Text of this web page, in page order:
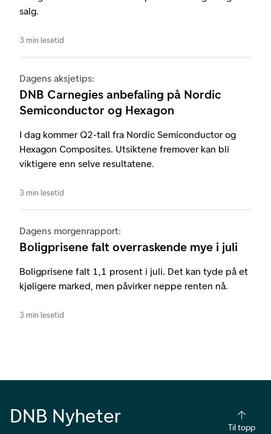
salg.
3 min lesetid
Dagens aksjetips:
DNB Carnegies anbefaling på Nordic
Semiconductor og Hexagon
I dag kommer Q2-tall fra Nordic Semiconductor og
Hexagon Composites. Utsiktene fremover kan bli
viktigere enn selve resultatene.
3 min lesetid
Dagens morgenrapport:
Boligprisene falt overraskende mye i juli
Boligprisene falt 1,1 prosent i juli. Det kan tyde på et
kjøligere marked, men påvirker neppe renten nå.
3 min lesetid
DNB Nyheter
Til topp